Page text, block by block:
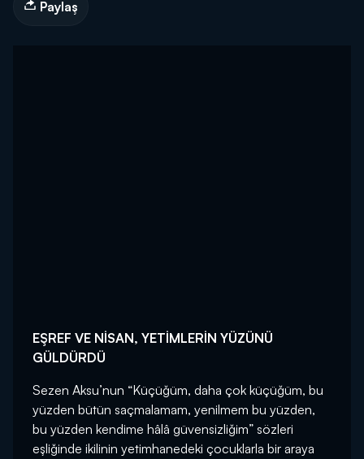
Paylaş
EŞREF VE NİSAN, YETİMLERİN YÜZÜNÜ
GÜLDÜRDÜ
Sezen Aksu’nun “Küçüğüm, daha çok küçüğüm, bu
yüzden bütün saçmalamam, yenilmem bu yüzden,
bu yüzden kendime hâlâ güvensizliğim” sözleri
eşliğinde ikilinin yetimhanedeki çocuklarla bir araya